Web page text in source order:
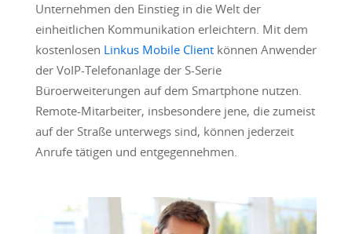
Unternehmen den Einstieg in die Welt der
einheitlichen Kommunikation erleichtern. Mit dem
kostenlosen Linkus Mobile Clientkönnen Anwender
der VoIP-Telefonanlage der S-Serie
Büroerweiterungen auf dem Smartphone nutzen.
Remote-Mitarbeiter, insbesondere jene, die zumeist
auf der Straße unterwegs sind, können jederzeit
Anrufe tätigen und entgegennehmen.